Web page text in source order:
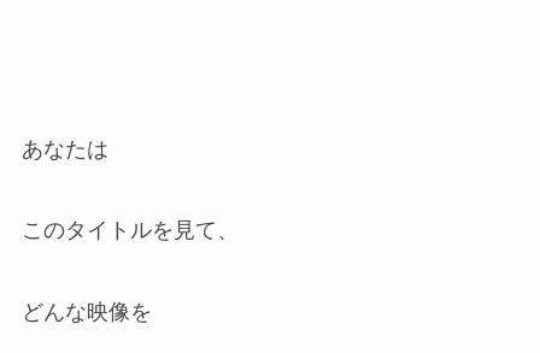
あなたは
このタイトルを見て、
どんな映像を